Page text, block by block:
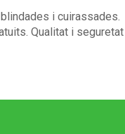
i cuirassades.
Qualitat i